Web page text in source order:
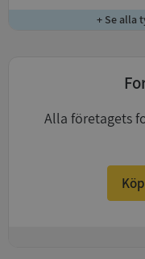
+ Se alla
Alla företagets